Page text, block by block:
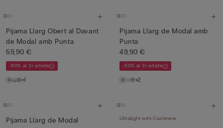
Pijama Llarg Obert al Davant
de Modal amb Punta
59,90 €
-50% al 3r article
+1
Pijama Llarg de Modal amb
Punta
49,90 €
-50% al 3r article
+2
Pijama Llarg de Modal
Ultralight with Cashmere